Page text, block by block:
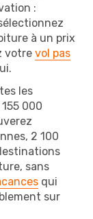
:
à un prix
votre vol pas
les
000
2 100
sans
qui
sur